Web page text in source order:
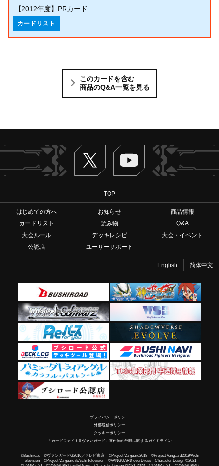
【2012年度】PRカード
カードリスト
このカードを含む
商品のQ&A一覧を見る
Twitter ヴァンガードch
TOP
はじめての方へ お知らせ
商品情報
カードリスト
読み物
Q&A
大会ルール
デッキレシピ
大会・イベント
公認店
ユーザーサポート
English 简体中文
プライバシーポリシー
外部送信ポリシー
クッキーポリシー
「カードファイト!! ヴァンガード」著作物の利用に関するガイドライン
©Bushiroad ©ヴァンガードG2016／テレビ東京 ©Project Vanguard2018 ©Project Vanguard2019/Aichi
Television ©Project Vanguard if/Aichi Television ©VANGUARD overDress Character Design ©2021